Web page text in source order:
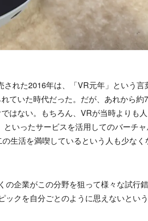
れた2016年は、「VR元年」という言
ていた時代だった。だが、あれから約
はない。もちろん、VRが当時よりも
いったサービスを活用してのバーチャ
生活を満喫しているという人も少なく
企業がこの分野を狙って様々な試行
ックを自分ごとのように思えないとい